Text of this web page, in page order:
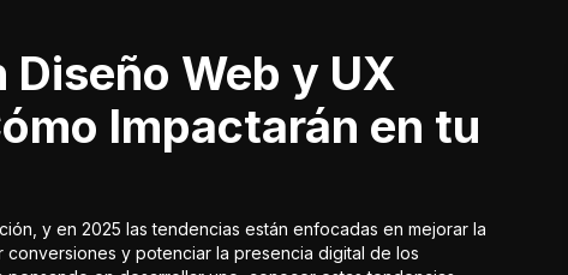
Diseño Web y UX
Impactarán en tu
y en 2025 las tendencias están enfocadas en mejorar la
y potenciar la presencia digital de los